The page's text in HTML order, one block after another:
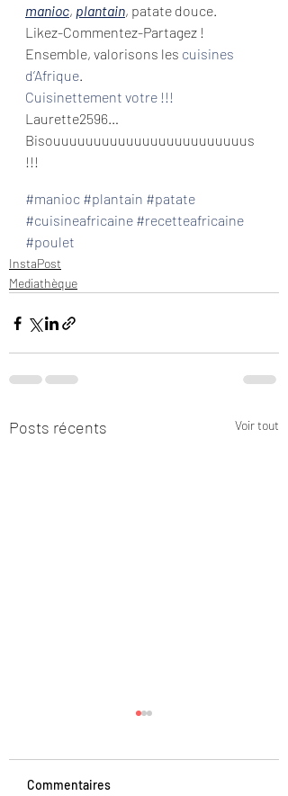
manioc, plantain, patate douce.
Likez-Commentez-Partagez !
Ensemble, valorisons les cuisines
d’Afrique.
Cuisinettement votre !!!
Laurette2596…
Bisouuuuuuuuuuuuuuuuuuuuuuuus
!!!
#manioc #plantain #patate
#cuisineafricaine #recetteafricaine
#poulet
InstaPost
Mediathèque
Posts récents Voir tout
Commentaires